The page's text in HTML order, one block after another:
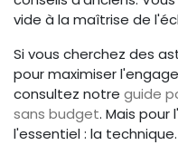
vide à la maîtrise de
Si vous cherchez des
pour maximiser
consultez notre guide
sans budget. Mais
l'essentiel : la technique.